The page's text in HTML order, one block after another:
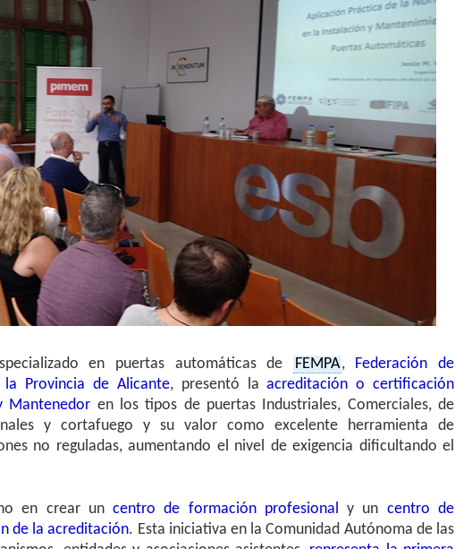
en puertas automáticas de FEMPA, Federación de
Provincia de Alicante, presentó laacreditación o certificación
Mantenedor en los tipos de puertas Industriales, Comerciales, de
y cortafuego y su valor como excelente herramienta de
no reguladas, aumentando el nivel de exigencia dificultando el
en crear uncentro de formación profesional y un centro de
de la acreditación. Esta iniciativa en la Comunidad Autónoma de las